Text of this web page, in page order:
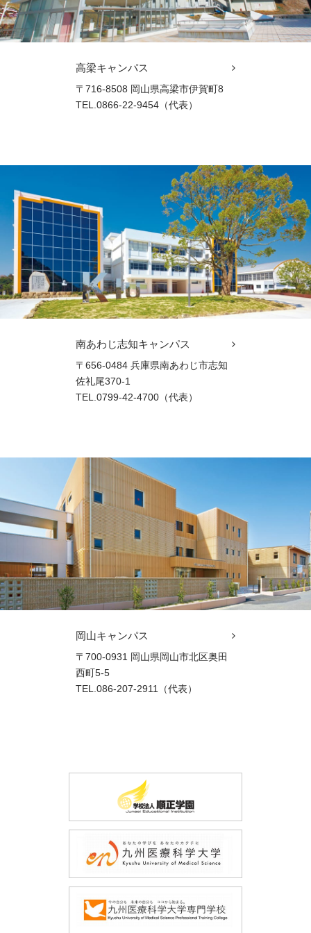
高梁キャンパス
〒716-8508 岡山県高梁市伊賀町8
TEL.0866-22-9454（代表）
南あわじ志知キャンパス
〒656-0484 兵庫県南あわじ市志知
佐礼尾370-1
TEL.0799-42-4700（代表）
岡山キャンパス
〒700-0931 岡山県岡山市北区奥田
西町5-5
TEL.086-207-2911（代表）